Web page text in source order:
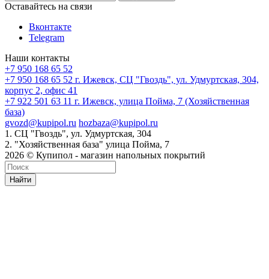
Оставайтесь на связи
Вконтакте
Telegram
Наши контакты
+7 950 168 65 52
+7 950 168 65 52 г. Ижевск, СЦ "Гвоздь", ул. Удмуртская, 304,
корпус 2, офис 41
+7 922 501 63 11 г. Ижевск, улица Пойма, 7 (Хозяйственная
база)
gvozd@kupipol.ru hozbaza@kupipol.ru
1. СЦ "Гвоздь", ул. Удмуртская, 304
2. "Хозяйственная база" улица Пойма, 7
2026 © Купипол - магазин напольных покрытий
Найти